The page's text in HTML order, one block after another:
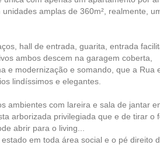
amplas de 360m², realmente,
hall de entrada, guarita, entrada
ambos descem na garagem coberta,
e modernização e somando, que a Rua
lindíssimos e elegantes.
ambientes com lareira e sala de jantar
arborizada privilegiada que e de tirar o
abrir para o living...
em toda área social e o pé direito